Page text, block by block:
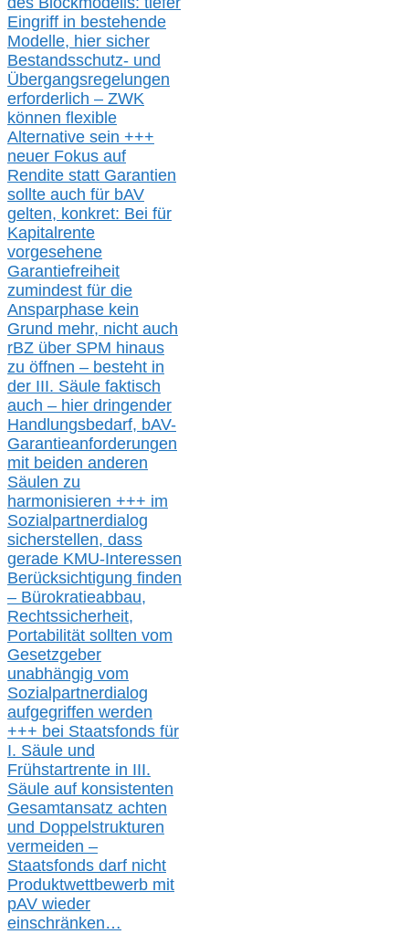
Eingriff in bestehende
Modelle, hier sicher
Bestandsschutz- und
Übergangsregelungen
erforderlich – ZWK
können flexible
Alternative sein +++
neuer Fokus auf
Rendite statt Garantien
sollte auch für bAV
gelten, konkret: Bei für
Kapitalrente
vorgesehene
Garantiefreiheit
zumindest für die
Ansparphase kein
Grund mehr, nicht auch
rBZ über SPM hinaus
zu öffnen – besteht in
der III. Säule faktisch
auch – hier dringender
Handlungsbedarf, bAV-
Garantieanforderungen
mit beiden anderen
Säulen zu
harmonisieren +++ im
Sozialpartnerdialog
sicherstellen, dass
gerade KMU-Interessen
Berücksichtigung finden
– Bürokratieabbau,
Rechtssicherheit,
Portabilität sollten vom
Gesetzgeber
unabhängig vom
Sozialpartnerdialog
aufgegriffen werden
+++ bei Staatsfonds für
I. Säule und
Frühstartrente in III.
Säule auf konsistenten
Gesamtansatz achten
und Doppelstrukturen
vermeiden –
Staatsfonds darf nicht
Produktwettbewerb mit
pAV wieder
einschränken…